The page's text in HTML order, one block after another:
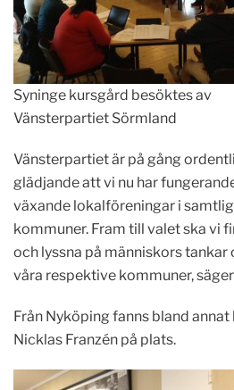
Syninge kursgård besöktes av
Vänsterpartiet Sörmland
Vänsterpartiet är på gång
glädjande att vi nu har
växande lokalföreningar i
kommuner. Fram till valet ska vi
och lyssna på människors tankar
våra respektive kommuner,
Från Nyköping fanns bland
Nicklas Franzén på plats.